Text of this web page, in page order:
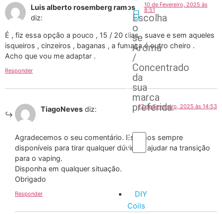
Escolha
o
se
Aroma
/
Concentrado
da
sua
marca
preferida.
DIY
Coils
Luis alberto rosemberg ramos
diz:
10 de Fevereiro, 2025 às
8:51
É , fiz essa opção a pouco , 15 / 20 dias , suave e sem aqueles
isqueiros , cinzeiros , baganas , a fumaça é outro cheiro .
Acho que vou me adaptar .
Responder
TiagoNeves diz: 17 de Fevereiro, 2025 às 14:53
Agradecemos o seu comentário. Estamos sempre
disponíveis para tirar qualquer dúvida e ajudar na transição
para o vaping.
Disponha em qualquer situação.
Obrigado
Responder